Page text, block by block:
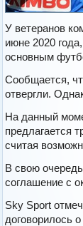
У ветеранов
июне 2020
основным
Сообщается,
отвергли.
На данный
предлагается
считая
В свою
соглашение с
Sky Sport
договорилось